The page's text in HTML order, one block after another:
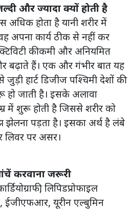
और ज्यादा क्यों होती है
अधिक होता है यानी शरीर में
अपना कार्य ठीक से नहीं कर
की कमी और अनियमित
बढ़ाते हैं। एक और गंभीर बात यह
हार्ट डिजीज पश्चिमी देशों की
जाती है। इसके अलावा
में शुरू होती है जिससे शरीर को
झेलना पड़ता है। इसका अर्थ है लंबे
लिवर पर असर।
करवाना जरूरी
लिपिडप्रोफाइल
ईजीएफआर, यूरीन एल्बुमिन